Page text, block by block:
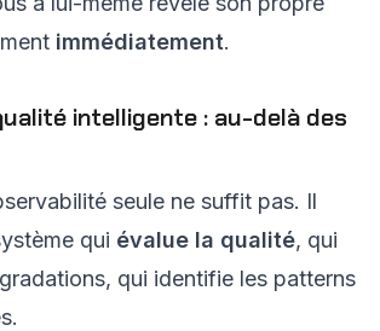
immédiatement.
intelligente : au-delà des
seule ne suffit pas. Il
qui évalue la qualité, qui
qui identifie les patterns